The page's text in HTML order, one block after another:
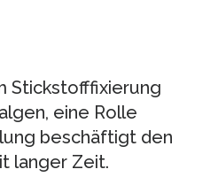
Stickstofffixierung
eine Rolle
beschäftigt den
langer Zeit.